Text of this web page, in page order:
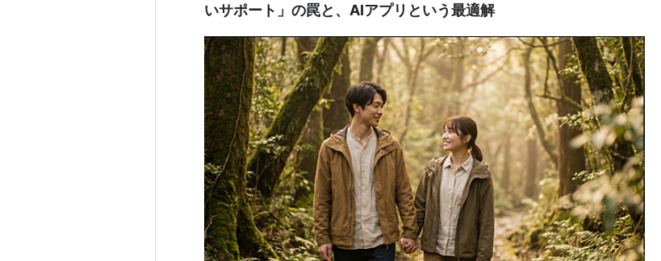
いサポート」の罠と、AIアプリという最適解